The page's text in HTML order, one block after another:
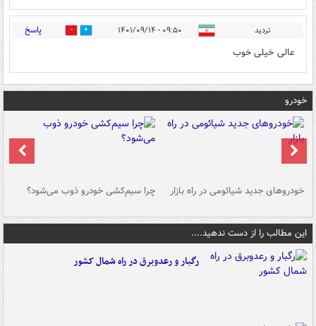
تردید ۰۹:۵۰ - ۱۴۰۱/۰۹/۱۴ 0 پاسخ
عالی خیلی خوب
خودرو
خودروهای جدید شیائومی در راه بازار چرا سیم‌کشی خودرو ذوب می‌شود؟
این مطالب را از دست ندهید....
رگبار و رعدوبرق در راه شمال کشور